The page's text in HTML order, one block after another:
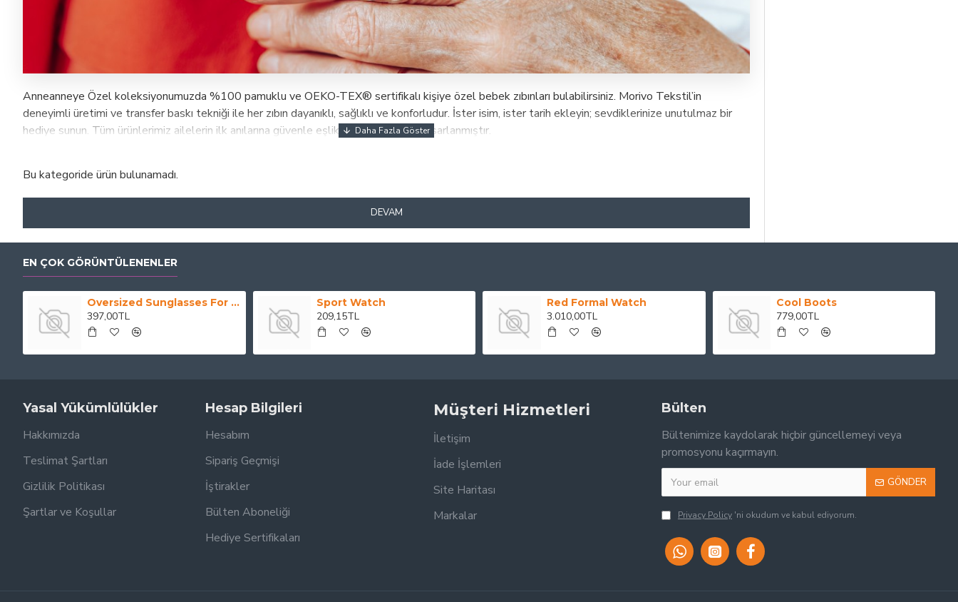
Anneanneye Özel koleksiyonumuzda %100 pamuklu ve OEKO-TEX® sertifikalı kişiye özel bebek zıbınları bulabilirsiniz. Morivo Tekstil’in
deneyimli üretimi ve transfer baskı tekniği ile her zıbın dayanıklı, sağlıklı ve konforludur. İster isim, ister tarih ekleyin; sevdiklerinize unutulmaz bir
hediye sunun. Tüm ürünlerimiz ailelerin ilk anılarına güvenle eşlik edecek şekilde tasarlanmıştır.
Bu kategoride ürün bulunamadı.
DEVAM
EN ÇOK GÖRÜNTÜLENENLER
Oversized Sunglasses For Long Summer Days
397,00TL
Sport Watch
209,15TL
Red Formal Watch
3.010,00TL
Cool Boots
779,00TL
Yasal Yükümlülükler
Hakkımızda
Teslimat Şartları
Gizlilik Politikası
Şartlar ve Koşullar
Hesap Bilgileri
Hesabım
Sipariş Geçmişi
İştirakler
Bülten Aboneliği
Hediye Sertifikaları
Müşteri Hizmetleri
İletişim
İade İşlemleri
Site Haritası
Markalar
Bülten
Bültenimize kaydolarak hiçbir güncellemeyi veya
promosyonu kaçırmayın.
GÖNDER
Privacy Policy 'ni okudum ve kabul ediyorum.